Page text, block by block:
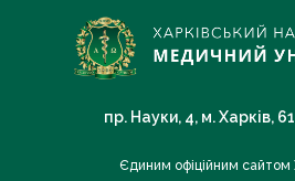
пр. Науки, 4, м. Харків,
Єдиним офіційним сайтом